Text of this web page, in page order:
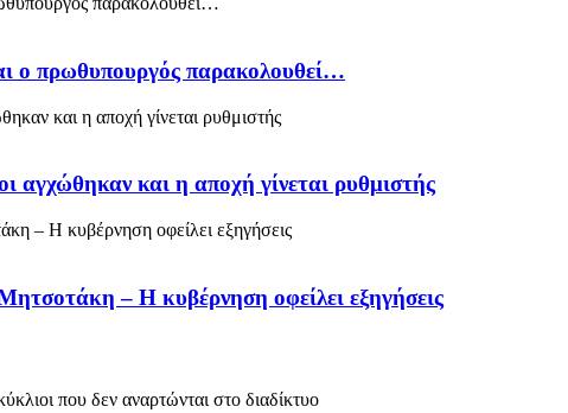
ο πρωθυπουργός παρακολουθεί…
αγχώθηκαν και η αποχή γίνεται ρυθμιστής
– Η κυβέρνηση οφείλει εξηγήσεις